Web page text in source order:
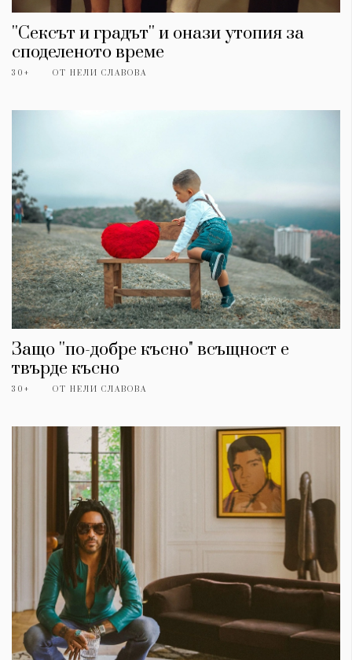
''Сексът и градът'' и онази утопия за
споделеното време
30+ ОТ НЕЛИ СЛАВОВА
Защо ''по-добре късно" всъщност е
твърде късно
30+ ОТ НЕЛИ СЛАВОВА